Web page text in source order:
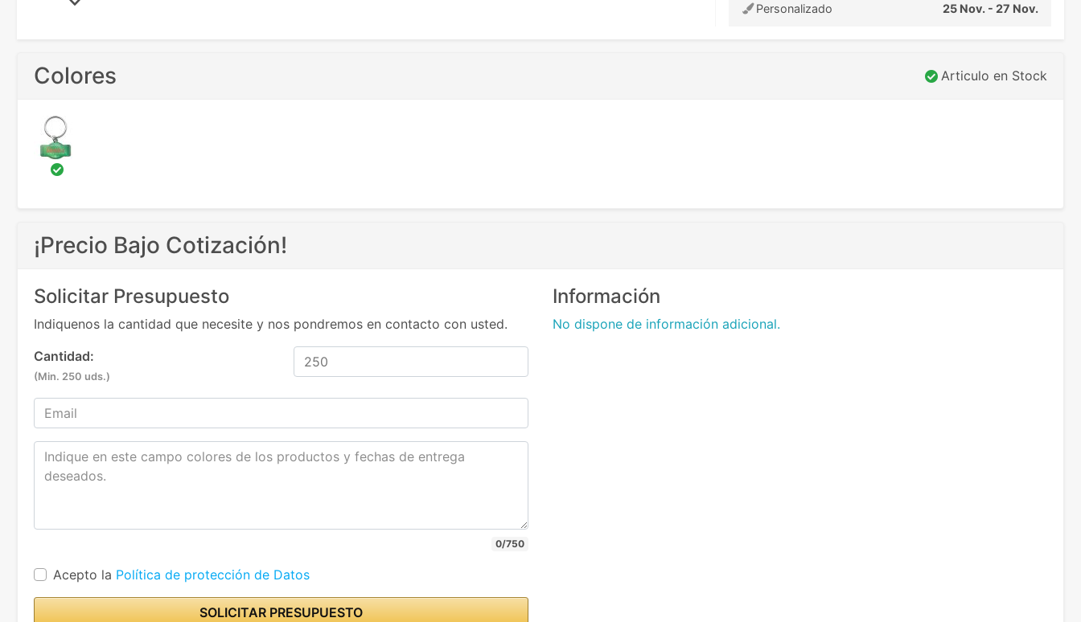
Personalizado
25 Nov. - 27 Nov.
Colores Articulo en Stock
¡Precio Bajo Cotización!
Solicitar Presupuesto
Indiquenos la cantidad que necesite y nos pondremos en contacto con usted.
Cantidad:
(Min. 250 uds.)
0/750
Acepto la Política de protección de Datos
SOLICITAR PRESUPUESTO
Información
No dispone de información adicional.